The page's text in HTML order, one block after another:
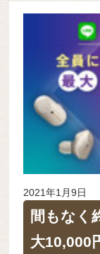
2021年1月9日
間もなく
大10,000